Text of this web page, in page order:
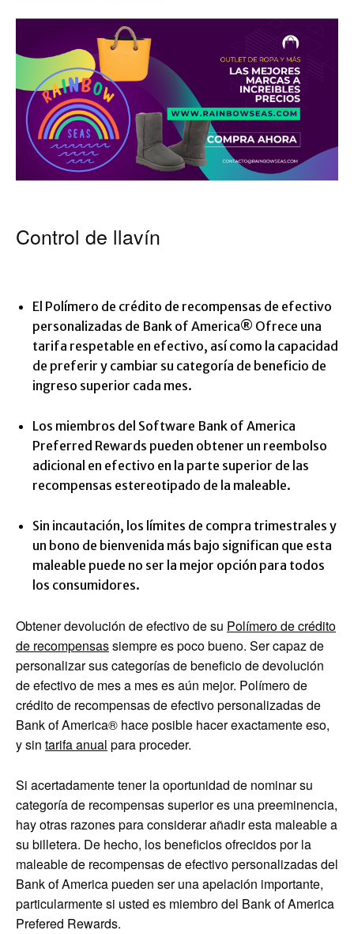
Control de llavín
El Polímero de crédito de recompensas de efectivo
personalizadas de Bank of America® Ofrece una
tarifa respetable en efectivo, así como la capacidad
de preferir y cambiar su categoría de beneficio de
ingreso superior cada mes.
Los miembros del Software Bank of America
Preferred Rewards pueden obtener un reembolso
adicional en efectivo en la parte superior de las
recompensas estereotipado de la maleable.
Sin incautación, los límites de compra trimestrales y
un bono de bienvenida más bajo significan que esta
maleable puede no ser la mejor opción para todos
los consumidores.
Obtener devolución de efectivo de su Polímero de crédito
de recompensassiempre es poco bueno. Ser capaz de
personalizar sus categorías de beneficio de devolución
de efectivo de mes a mes es aún mejor. Polímero de
crédito de recompensas de efectivo personalizadas de
Bank of America® hace posible hacer exactamente eso,
y sin tarifa anual para proceder.
Si acertadamente tener la oportunidad de nominar su
categoría de recompensas superior es una preeminencia,
hay otras razones para considerar añadir esta maleable a
su billetera. De hecho, los beneficios ofrecidos por la
maleable de recompensas de efectivo personalizadas del
Bank of America pueden ser una apelación importante,
particularmente si usted es miembro del Bank of America
Prefered Rewards.